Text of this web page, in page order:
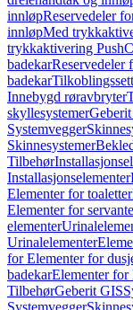
innløpReservedeler
innløpMed
trykkaktivering
badekarReservedeler
badekarTilkoblingssett
Innebygd røravbryter
skyllesystemer
Systemvegger
Skinnesystemer
Tilbehør
Installasjonselementer
Elementer for toaletter
Elementer for
elementer
Urinalelementer
for Elementer for
badekarElementer for
TilbehørGeberit GIS
Systemvegger